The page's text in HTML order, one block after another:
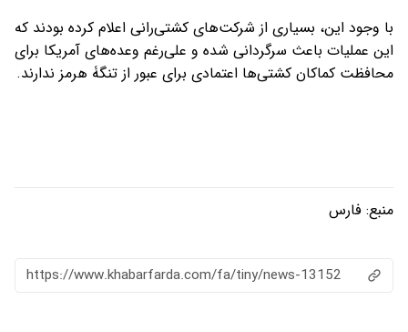
با وجود این، بسیاری از شرکت‌های کشتی‌رانی اعلام کرده بودند که
این عملیات باعث سرگردانی شده و علی‌رغم وعده‌های آمریکا برای
محافظت کماکان کشتی‌ها اعتمادی برای عبور از تنگۀ هرمز ندارند.
منبع: فارس
https://www.khabarfarda.com/fa/tiny/news-13152